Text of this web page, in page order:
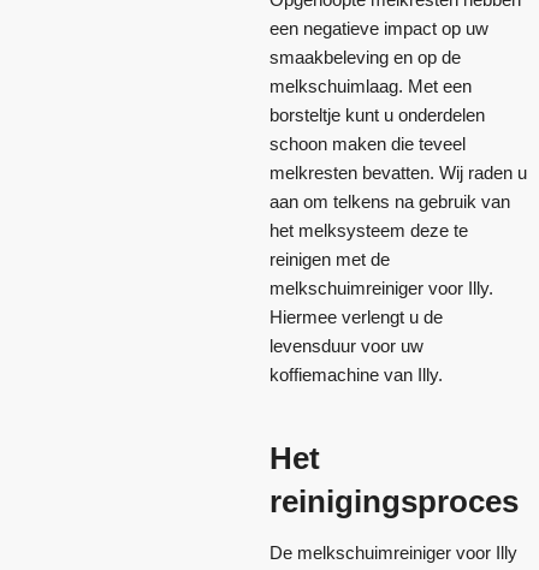
een negatieve impact op uw
smaakbeleving en op de
melkschuimlaag. Met een
borsteltje kunt u onderdelen
schoon maken die teveel
melkresten bevatten. Wij raden u
aan om telkens na gebruik van
het melksysteem deze te
reinigen met de
melkschuimreiniger voor Illy.
Hiermee verlengt u de
levensduur voor uw
koffiemachine van Illy.
Het
reinigingsproces
De melkschuimreiniger voor Illy